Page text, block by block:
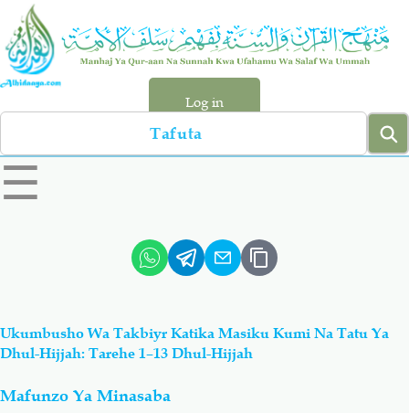
Skip
main
content
Log in
Search
left
sidebar
☰
Hadiyth
Aqiydah Manhaj
Shirki & Kufru
Ukumbusho Wa Takbiyr Katika Masiku Kumi Na Tatu Ya
Dhul-Hijjah: Tarehe 1–13 Dhul-Hijjah
Mafunzo Ya Minasaba